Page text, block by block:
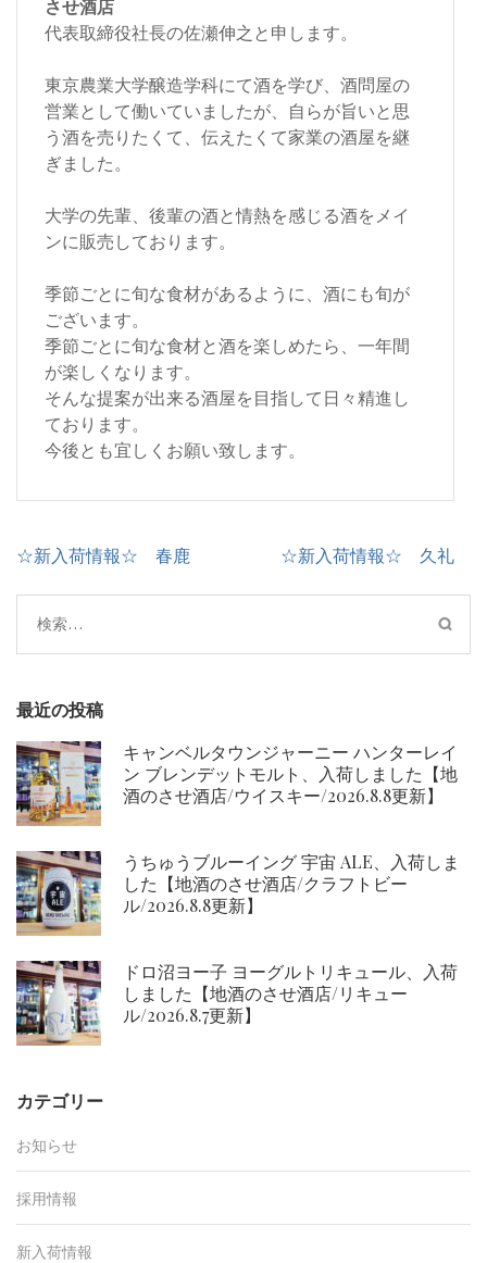
させ酒店
代表取締役社長の佐瀬伸之と申します。
東京農業大学醸造学科にて酒を学び、酒問屋の
営業として働いていましたが、自らが旨いと思
う酒を売りたくて、伝えたくて家業の酒屋を継
ぎました。
大学の先輩、後輩の酒と情熱を感じる酒をメイ
ンに販売しております。
季節ごとに旬な食材があるように、酒にも旬が
ございます。
季節ごとに旬な食材と酒を楽しめたら、一年間
が楽しくなります。
そんな提案が出来る酒屋を目指して日々精進し
ております。
今後とも宜しくお願い致します。
投
ビ
ゲ
シ
ョ
ン
☆新入荷情報☆ 春鹿 ☆新入荷情報☆ 久礼
検
索:
最近の投稿
キャンベルタウンジャーニー ハンターレイ
ン ブレンデットモルト、入荷しました【地
酒のさせ酒店/ウイスキー/2026.8.8更新】
うちゅうブルーイング 宇宙 ALE、入荷しま
した【地酒のさせ酒店/クラフトビー
ル/2026.8.8更新】
ドロ沼ヨー子 ヨーグルトリキュール、入荷
しました【地酒のさせ酒店/リキュー
ル/2026.8.7更新】
カテゴリー
お知らせ
採用情報
新入荷情報